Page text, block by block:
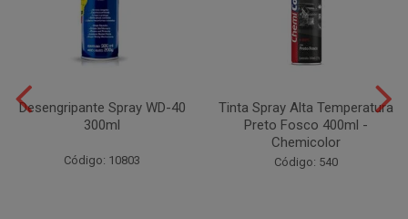
Desengripante Spray WD-40
300ml
Código: 10803
Tinta Spray Alta Temperatura
Preto Fosco 400ml -
Chemicolor
Código: 540